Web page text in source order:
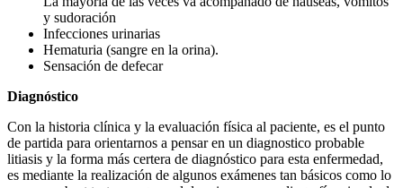
y sudoración
Infecciones urinarias
Hematuria (sangre en la orina).
Sensación de defecar
Diagnóstico
Con la historia clínica y la evaluación física al paciente, es el punto
de partida para orientarnos a pensar en un diagnostico probable
litiasis y la forma más certera de diagnóstico para esta enfermedad,
es mediante la realización de algunos exámenes tan básicos como lo